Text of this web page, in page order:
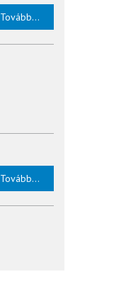
Tovább...
Tovább...